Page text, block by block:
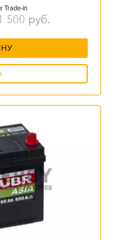
Trade-in
500 руб.